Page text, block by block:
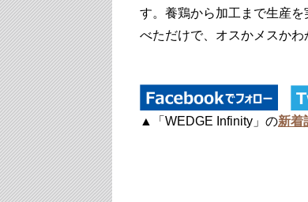
す。養鶏から加工まで生産
べただけで、オスかメスかわ
▲「WEDGE Infinity」の新着